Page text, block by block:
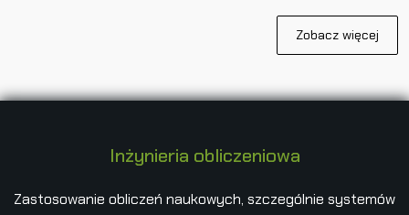
Zobacz więcej
Inżynieria obliczeniowa
Zastosowanie obliczeń naukowych, szczególnie systemów